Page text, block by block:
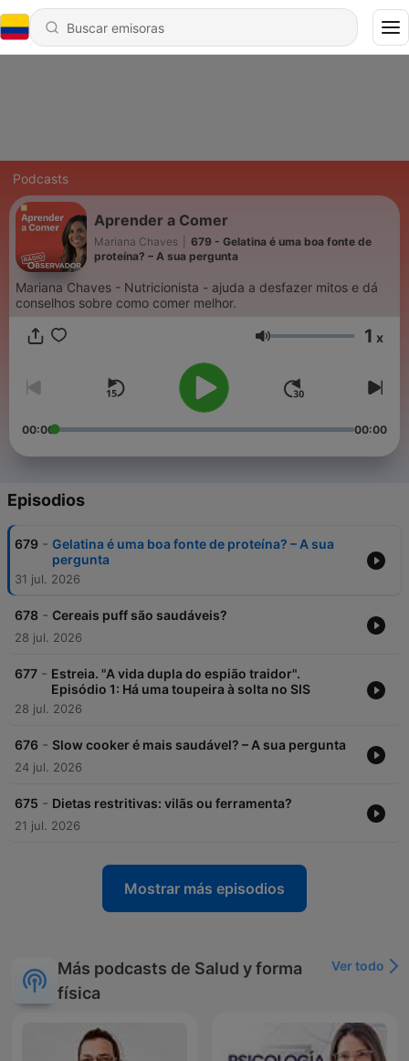
Podcasts
Aprender a Comer
Mariana Chaves
679 - Gelatina é uma boa fonte de
proteína? – A sua pergunta
Mariana Chaves - Nutricionista - ajuda a desfazer mitos e dá
conselhos sobre como comer melhor.
Volumen 1 x
00:00 00:00
Episodios
679 - Gelatina é uma boa fonte de proteína? – A sua
pergunta
31 jul. 2026
678 - Cereais puff são saudáveis?
28 jul. 2026
677 - Estreia. "A vida dupla do espião traidor".
Episódio 1: Há uma toupeira à solta no SIS
28 jul. 2026
676 - Slow cooker é mais saudável? – A sua pergunta
24 jul. 2026
675 - Dietas restritivas: vilãs ou ferramenta?
21 jul. 2026
Mostrar más episodios
Más podcasts de Salud y forma
física
Ver todo